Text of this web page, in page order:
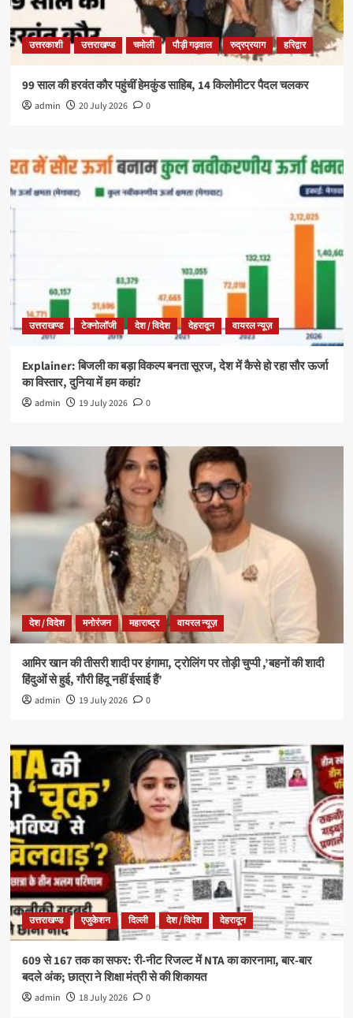
उत्तरकाशी उत्तराखण्ड चमोली पौड़ी गढ़वाल रुद्रप्रयाग हरिद्वार
99 साल की हरवंत कौर पहुंचीं हेमकुंड साहिब, 14 किलोमीटर पैदल चलकर
admin 20 July 2026 0
उत्तराखण्ड टेक्नोलॉजी देश / विदेश देहरादून वायरल न्यूज़
Explainer: बिजली का बड़ा विकल्प बनता सूरज, देश में कैसे हो रहा सौर ऊर्जा
का विस्तार, दुनिया में हम कहां?
admin 19 July 2026 0
देश / विदेश मनोरंजन महाराष्ट्र वायरल न्यूज़
आमिर खान की तीसरी शादी पर हंगामा, ट्रोलिंग पर तोड़ी चुप्पी ,’बहनों की शादी
हिंदुओं से हुई, गौरी हिंदू नहीं ईसाई हैं’
admin 19 July 2026 0
उत्तराखण्ड एजुकेशन दिल्ली देश / विदेश देहरादून
609 से 167 तक का सफर: री-नीट रिजल्ट में NTA का कारनामा, बार-बार
बदले अंक; छात्रा ने शिक्षा मंत्री से की शिकायत
admin 18 July 2026 0